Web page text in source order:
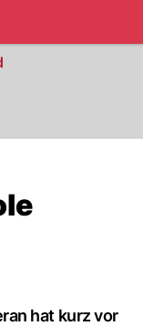
hat kurz vor